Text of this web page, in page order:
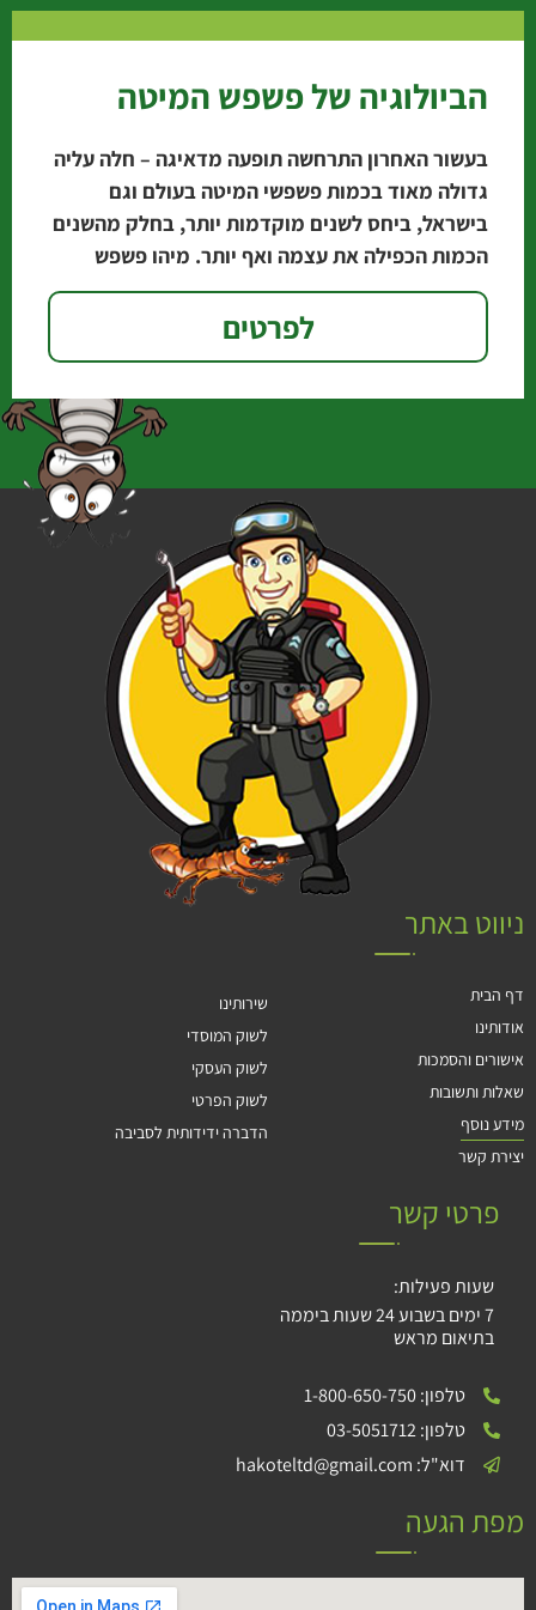
הביולוגיה של פשפש המיטה
בעשור האחרון התרחשה תופעה מדאיגה – חלה עליה
גדולה מאוד בכמות פשפשי המיטה בעולם וגם
בישראל, ביחס לשנים מוקדמות יותר, בחלק מהשנים
הכמות הכפילה את עצמה ואף יותר. מיהו פשפש
לפרטים
ניווט באתר
דף הבית
אודותינו
אישורים והסמכות
שאלות ותשובות
מידע נוסף
יצירת קשר
שירותינו
לשוק המוסדי
לשוק העסקי
לשוק הפרטי
הדברה ידידותית לסביבה
פרטי קשר
שעות פעילות:
7 ימים בשבוע 24 שעות ביממה
בתיאום מראש
טלפון: 1-800-650-750
טלפון: 03-5051712
דוא"ל: hakoteltd@gmail.com
מפת הגעה